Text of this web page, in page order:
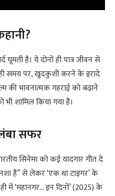
घूमती है। ये दोनों ही पात्र जीवन से
समय पर, खुदकुशी करने के इरादे
की भावनात्मक गहराई को बढ़ाने
शामिल किया गया है।
सफर
सिनेमा को कई यादगार गीत दे
है” से लेकर ‘एक था टाइगर’ के
में ‘महानगर… इन दिनों’ (2025) के